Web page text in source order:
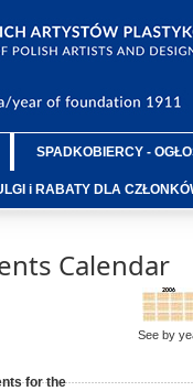
SPADKOBIERCY -
i RABATY DLA
Calendar
See by
for the